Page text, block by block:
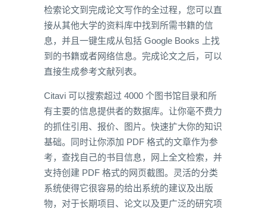
检索论文到完成论文写作的全过程，您可以直
接从其他大学的资料库中找到所需书籍的信
息，并且一键生成从包括 Google Books 上找
到的书籍或者网络信息。完成论文之后，可以
直接生成参考文献列表。
Citavi 可以搜索超过 4000 个图书馆目录和所
有主要的信息提供者的数据库。让你毫不费力
的抓住引用、报价、图片。快速扩大你的知识
基础。同时让你添加 PDF 格式的文章作为参
考，查找自己的书目信息，网上全文检索，并
支持创建 PDF 格式的网页截图。灵活的分类
系统使得它很容易的给出系统的建议及出版
物，对于长期项目、论文以及更广泛的研究项